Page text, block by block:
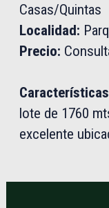
Casas/Quintas
Localidad:
Precio:
lote de 1760
excelente